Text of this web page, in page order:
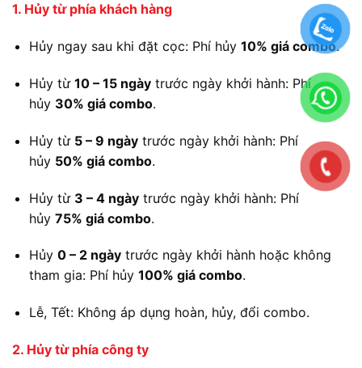
1. Hủy từ phía khách hàng
Hủy ngay sau khi đặt cọc: Phí hủy 10% giá combo.
Hủy từ 10 – 15 ngàytrước ngày khởi hành: Phí
hủy 30% giá combo.
Hủy từ 5 – 9 ngàytrước ngày khởi hành: Phí
hủy 50% giá combo.
Hủy từ 3 – 4 ngàytrước ngày khởi hành: Phí
hủy 75% giá combo.
Hủy 0 – 2 ngàytrước ngày khởi hành hoặc không
tham gia: Phí hủy 100% giá combo.
Lễ, Tết: Không áp dụng hoàn, hủy, đổi combo.
2. Hủy từ phía công ty